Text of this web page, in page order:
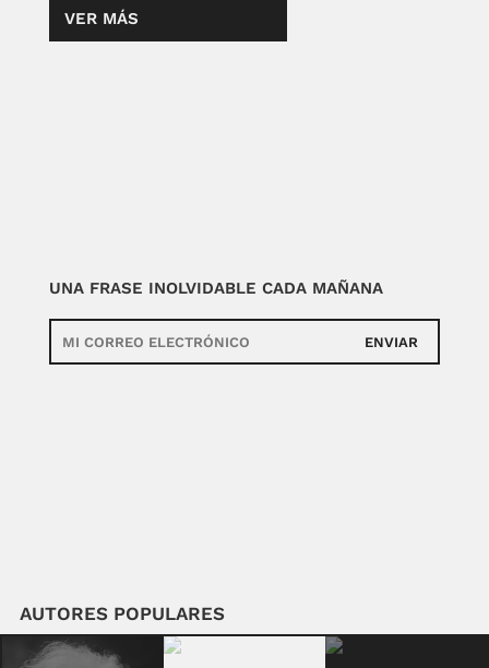
VER MÁS
UNA FRASE INOLVIDABLE CADA MAÑANA
ENVIAR
AUTORES POPULARES